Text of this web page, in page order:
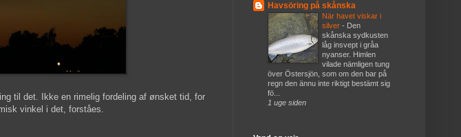
til det. Ikke en rimelig fordeling af ønsket tid, for
vinkel i det, forståes.
Havsöring på skånska
När havet viskar i
silver - Den
skånska sydkusten
låg insvept i gråa
nyanser. Himlen
vilade nämligen tung
över Östersjön, som om den bar på
regn den ännu inte riktigt bestämt sig
fö...
1 uge siden